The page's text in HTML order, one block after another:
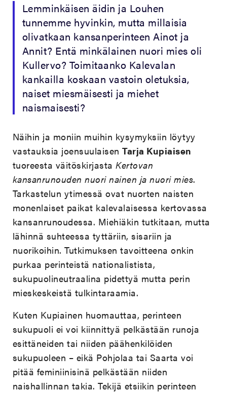
Lemminkäisen äidin ja Louhen
tunnemme hyvinkin, mutta millaisia
olivatkaan kansanperinteen Ainot ja
Annit? Entä minkälainen nuori mies oli
Kullervo? Toimitaanko Kalevalan
kankailla koskaan vastoin oletuksia,
naiset miesmäisesti ja miehet
naismaisesti?
Näihin ja moniin muihin kysymyksiin löytyy
vastauksia joensuulaisenTarja Kupiaisen
tuoreesta väitöskirjastaKertovan
kansanrunouden nuori nainen ja nuori mies.
Tarkastelun ytimessä ovat nuorten naisten
monenlaiset paikat kalevalaisessa kertovassa
kansanrunoudessa. Miehiäkin tutkitaan, mutta
lähinnä suhteessa tyttäriin, sisariin ja
nuorikoihin. Tutkimuksen tavoitteena onkin
purkaa perinteistä nationalistista,
sukupuolineutraalina pidettyä mutta perin
mieskeskeistä tulkintaraamia.
Kuten Kupiainen huomauttaa, perinteen
sukupuoli ei voi kiinnittyä pelkästään runoja
esittäneiden tai niiden päähenkilöiden
sukupuoleen – eikä Pohjolaa tai Saarta voi
pitää feminiinisinä pelkästään niiden
naishallinnan takia. Tekijä etsiikin perinteen